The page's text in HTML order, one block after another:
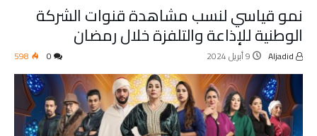
نمو قياسي لنسب مشاهدة قنوات الشركة
الوطنية للإذاعة والتلفزة خلال رمضان
9 أبريل 2024 598